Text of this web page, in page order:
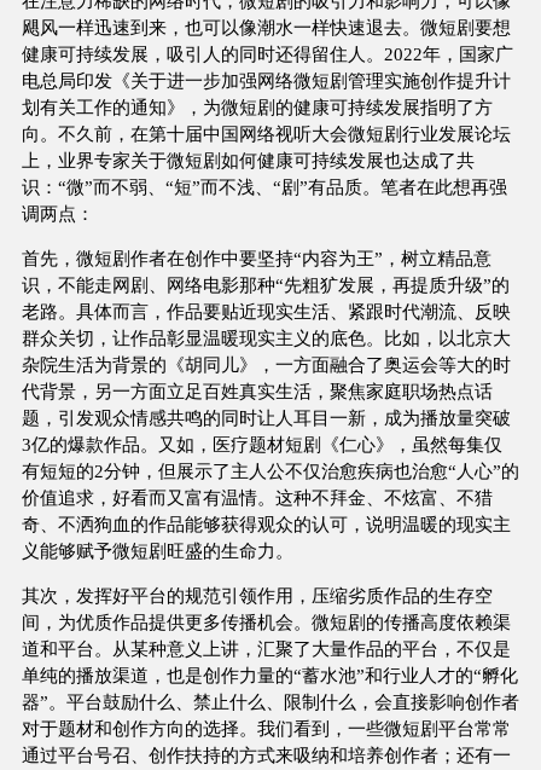
飓风一样迅速到来，也可以像潮水一样快速退去。微短剧要想
健康可持续发展，吸引人的同时还得留住人。2022年，国家广
电总局印发《关于进一步加强网络微短剧管理实施创作提升计
划有关工作的通知》，为微短剧的健康可持续发展指明了方
向。不久前，在第十届中国网络视听大会微短剧行业发展论坛
上，业界专家关于微短剧如何健康可持续发展也达成了共
识：“微”而不弱、“短”而不浅、“剧”有品质。笔者在此想再强
调两点：
首先，微短剧作者在创作中要坚持“内容为王”，树立精品意
识，不能走网剧、网络电影那种“先粗犷发展，再提质升级”的
老路。具体而言，作品要贴近现实生活、紧跟时代潮流、反映
群众关切，让作品彰显温暖现实主义的底色。比如，以北京大
杂院生活为背景的《胡同儿》，一方面融合了奥运会等大的时
代背景，另一方面立足百姓真实生活，聚焦家庭职场热点话
题，引发观众情感共鸣的同时让人耳目一新，成为播放量突破
3亿的爆款作品。又如，医疗题材短剧《仁心》，虽然每集仅
有短短的2分钟，但展示了主人公不仅治愈疾病也治愈“人心”的
价值追求，好看而又富有温情。这种不拜金、不炫富、不猎
奇、不洒狗血的作品能够获得观众的认可，说明温暖的现实主
义能够赋予微短剧旺盛的生命力。
其次，发挥好平台的规范引领作用，压缩劣质作品的生存空
间，为优质作品提供更多传播机会。微短剧的传播高度依赖渠
道和平台。从某种意义上讲，汇聚了大量作品的平台，不仅是
单纯的播放渠道，也是创作力量的“蓄水池”和行业人才的“孵化
器”。平台鼓励什么、禁止什么、限制什么，会直接影响创作者
对于题材和创作方向的选择。我们看到，一些微短剧平台常常
通过平台号召、创作扶持的方式来吸纳和培养创作者；还有一